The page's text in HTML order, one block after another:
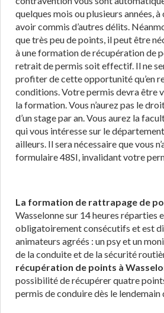
quelques mois ou plusieurs années,
avoir commis d’autres délits.
que très peu de points, il peut être
à une formation de récupération de
retrait de permis soit effectif. Il ne
profiter de cette opportunité qu’en
conditions. Votre permis devra être
la formation. Vous n’aurez pas le
d’un stage par an. Vous aurez la
qui vous intéresse sur le
ailleurs. Il sera nécessaire que vous
formulaire 48SI, invalidant votre
La formation de rattrapage de
Wasselonne sur 14 heures réparties
obligatoirement consécutifs et est
animateurs agréés : un psy et un
de la conduite et de la sécurité
récupération de points à
possibilité de récupérer quatre
permis de conduire dès le lendemain